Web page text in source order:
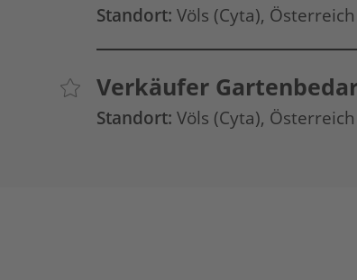
Standort: Völs (Cyta), Österreich
Verkäufer
Standort: Völs (Cyta), Österreich